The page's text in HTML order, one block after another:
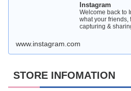
Instagram
Welcome back to
what your friends,
capturing &
www.instagram.com
STORE INFOMATION